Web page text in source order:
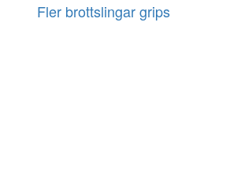
Fler brottslingar grips